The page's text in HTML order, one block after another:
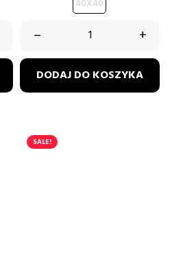
40X40
– +
DODAJ DO KOSZYKA
SALE!